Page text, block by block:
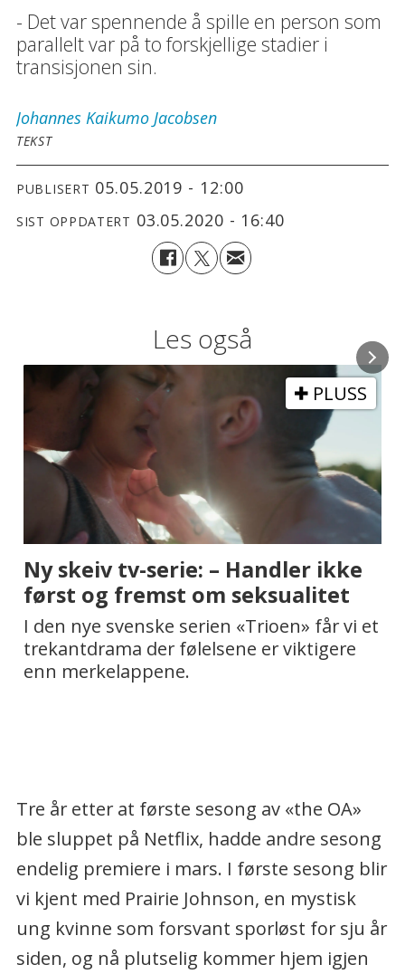
- Det var spennende å spille en person som
parallelt var på to forskjellige stadier i
transisjonen sin.
Johannes Kaikumo Jacobsen
TEKST
PUBLISERT 05.05.2019 - 12:00
SIST OPPDATERT 03.05.2020 - 16:40
Les også
PLUSS
Ny skeiv tv-serie: – Handler ikke
først og fremst om seksualitet
I den nye svenske serien «Trioen» får vi et
trekantdrama der følelsene er viktigere
enn merkelappene.
Tre år etter at første sesong av «the OA»
ble sluppet på Netflix, hadde andre sesong
endelig premiere i mars. I første sesong blir
vi kjent med Prairie Johnson, en mystisk
ung kvinne som forsvant sporløst for sju år
siden, og nå plutselig kommer hjem igjen